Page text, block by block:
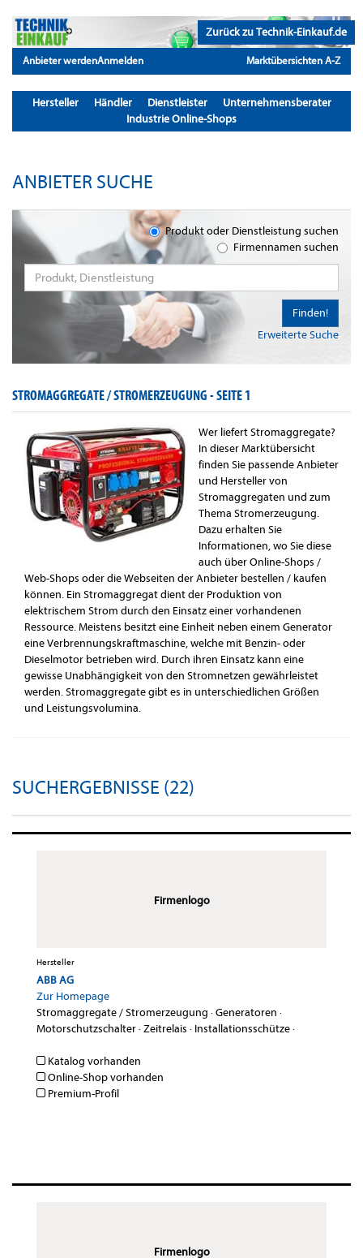
Zurück zu Technik-Einkauf.de
Anbieter werdenAnmelden Marktübersichten A-Z
Hersteller Händler Dienstleister
Unternehmensberater
Industrie Online-Shops
ANBIETER SUCHE
Produkt oder Dienstleistung suchen
Firmennamen suchen
Erweiterte Suche
Finden!
STROMAGGREGATE / STROMERZEUGUNG -SEITE 1
Wer liefert Stromaggregate?
In dieser Marktübersicht
finden Sie passende Anbieter
und Hersteller von
Stromaggregaten und zum
Thema Stromerzeugung.
Dazu erhalten Sie
Informationen, wo Sie diese
auch über Online-Shops /
Web-Shops oder die Webseiten der Anbieter bestellen / kaufen
können. Ein Stromaggregat dient der Produktion von
elektrischem Strom durch den Einsatz einer vorhandenen
Ressource. Meistens besitzt eine Einheit neben einem Generator
eine Verbrennungskraftmaschine, welche mit Benzin- oder
Dieselmotor betrieben wird. Durch ihren Einsatz kann eine
gewisse Unabhängigkeit von den Stromnetzen gewährleistet
werden. Stromaggregate gibt es in unterschiedlichen Größen
und Leistungsvolumina.
SUCHERGEBNISSE (22)
Firmenlogo
Hersteller
ABB AG
Zur Homepage
Stromaggregate / Stromerzeugung ·Generatoren ·
Motorschutzschalter·Zeitrelais · Installationsschütze·
Katalog vorhanden
Online-Shop vorhanden
Premium-Profil
Firmenlogo